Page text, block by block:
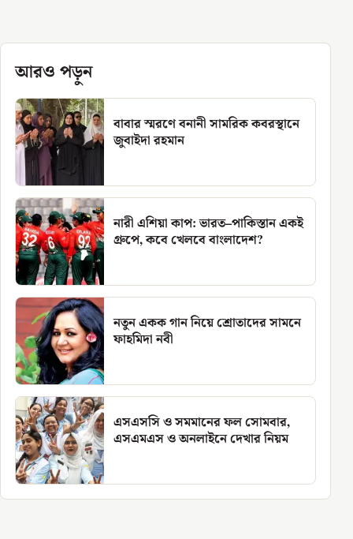
আরও পড়ুন
বাবার স্মরণে বনানী সামরিক কবরস্থানে
জুবাইদা রহমান
নারী এশিয়া কাপ: ভারত–পাকিস্তান একই
গ্রুপে, কবে খেলবে বাংলাদেশ?
নতুন একক গান নিয়ে শ্রোতাদের সামনে
ফাহমিদা নবী
এসএসসি ও সমমানের ফল সোমবার,
এসএমএস ও অনলাইনে দেখার নিয়ম